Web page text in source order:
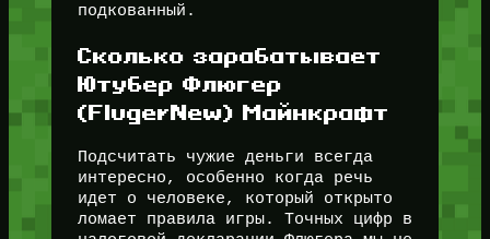
подкованный.
Сколько зарабатывает
Ютубер Флюгер
(FlugerNew) Майнкрафт
Подсчитать чужие деньги всегда
интересно, особенно когда речь
идет о человеке, который открыто
ломает правила игры. Точных цифр в